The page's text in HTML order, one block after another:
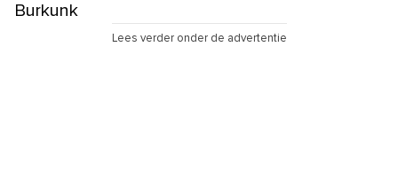
Burkunk
Lees verder onder de advertentie